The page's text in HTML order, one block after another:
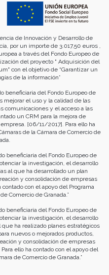
de Innovación y Desarrollo de
por un importe de 3.017,50 euros ,
a través del Fondo Europeo de
del proyecto " Adquisición del
con el objetivo de “Garantizar un
de la información”
beneficiaria del Fondo Europeo de
mejorar el uso y la calidad de las
comunicaciones y el acceso a las
un CRM para la mejora de
[06/11/2017]. Para ello ha
de la Cámara de Comercio de
beneficiaria del Fondo Europeo de
la investigación, el desarrollo
al que ha desarrollado un plan
y consolidación de empresas
con el apoyo del Programa
Comercio de Granada.”
beneficiaria del Fondo Europeo de
la investigación, el desarrollo
ha realizado planes estratégicos
nuevos o mejorados productos,
y consolidación de empresas
ello ha contado con el apoyo del
de Comercio de Granada.”